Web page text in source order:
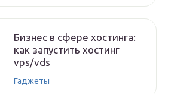
Бизнес в сфере хостинга:
как запустить хостинг
vps/vds
Гаджеты